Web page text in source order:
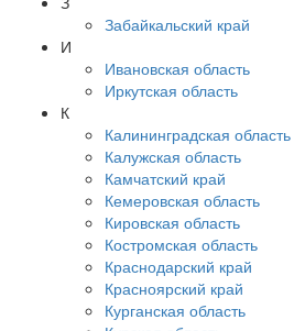
Забайкальский край
И
Ивановская область
Иркутская область
К
Калининградская область
Калужская область
Камчатский край
Кемеровская область
Кировская область
Костромская область
Краснодарский край
Красноярский край
Курганская область